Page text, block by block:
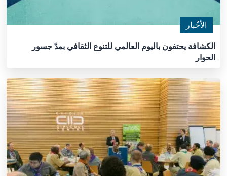
الأخْبار
الكشافة يحتفون باليوم العالمي للتنوع الثقافي بمدّ جسور
الحوار